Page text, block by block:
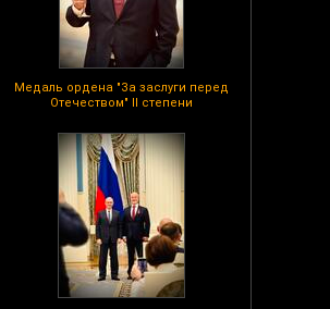
Медаль ордена "За заслуги перед
Отечеством" II степени